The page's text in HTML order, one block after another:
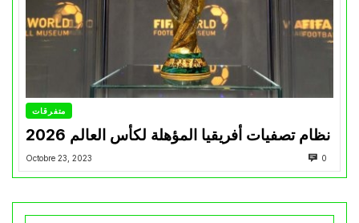
متفرقات
نظام تصفيات أفريقيا المؤهلة لكأس العالم 2026
Octobre 23, 2023 0